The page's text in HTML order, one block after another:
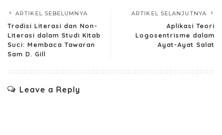
ARTIKEL SEBELUMNYA
Tradisi Literasi dan Non-
Literasi dalam Studi Kitab
Suci: Membaca Tawaran
Sam D. Gill
ARTIKEL SELANJUTNYA
Aplikasi Teori
Logosentrisme dalam
Ayat-Ayat Salat
Leave a Reply